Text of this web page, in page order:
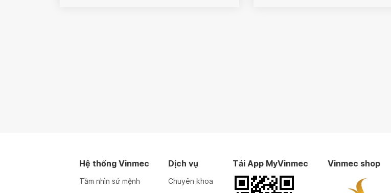
Hệ thống Vinmec
Tầm nhìn sứ mệnh
Dịch vụ
Chuyên khoa
Tải App MyVinmec Vinmec shop